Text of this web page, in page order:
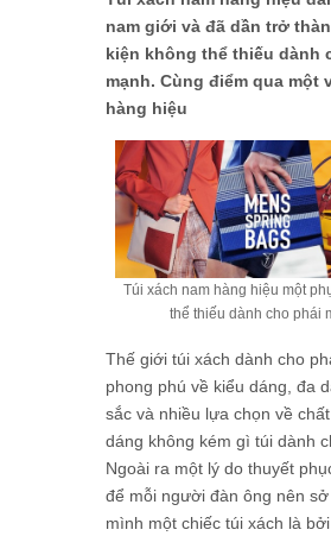
nam giới và đã dần trở
kiện không thể thiếu dành
mạnh. Cùng điểm qua một
hàng hiệu
Túi xách nam hàng hiệu một
thể thiếu dành cho phái
Thế giới túi xách dành cho
phong phú về kiểu dáng, đa
sắc và nhiều lựa chọn về
dáng không kém gì túi dành
Ngoài ra một lý do thuyết
để mỗi người đàn ông nên
mình một chiếc túi xách là